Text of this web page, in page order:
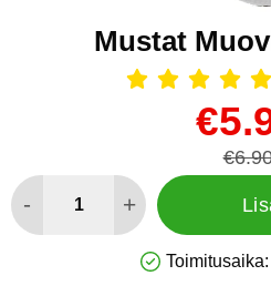
Mustat
- +
Saatavuus:
Toimitusaika: